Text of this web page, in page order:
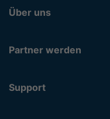
Über uns
Partner werden
Support